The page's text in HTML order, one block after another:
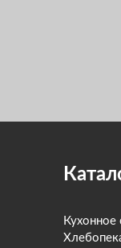
Кухонное